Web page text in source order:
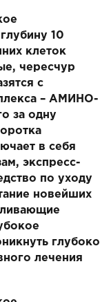
10
клеток
чересчур
с
– АМИНО-
за одну
в себя
экспресс-
по уходу
новейших
глубоко
лечения